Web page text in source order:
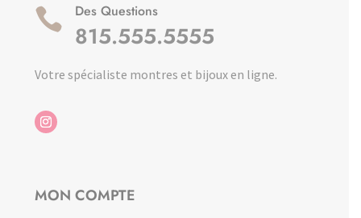
 Des Questions
815.555.5555
Votre spécialiste montres et bijoux en ligne.
MON COMPTE